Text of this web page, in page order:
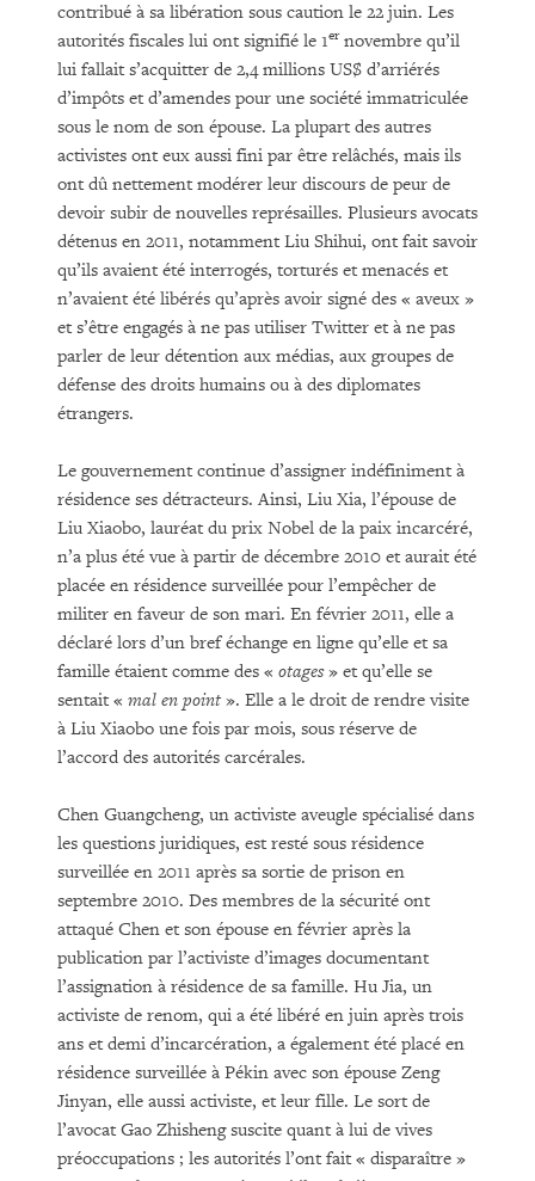
contribué à sa libération sous caution le 22 juin. Les
autorités fiscales lui ont signifié le 1ernovembre qu’il
lui fallait s’acquitter de 2,4 millions US$ d’arriérés
d’impôts et d’amendes pour une société immatriculée
sous le nom de son épouse. La plupart des autres
activistes ont eux aussi fini par être relâchés, mais ils
ont dû nettement modérer leur discours de peur de
devoir subir de nouvelles représailles. Plusieurs avocats
détenus en 2011, notamment Liu Shihui, ont fait savoir
qu’ils avaient été interrogés, torturés et menacés et
n’avaient été libérés qu’après avoir signé des « aveux »
et s’être engagés à ne pas utiliser Twitter et à ne pas
parler de leur détention aux médias, aux groupes de
défense des droits humains ou à des diplomates
étrangers.
Le gouvernement continue d’assigner indéfiniment à
résidence ses détracteurs. Ainsi, Liu Xia, l’épouse de
Liu Xiaobo, lauréat du prix Nobel de la paix incarcéré,
n’a plus été vue à partir de décembre 2010 et aurait été
placée en résidence surveillée pour l’empêcher de
militer en faveur de son mari. En février 2011, elle a
déclaré lors d’un bref échange en ligne qu’elle et sa
famille étaient comme des « otages» et qu’elle se
sentait « mal en point ». Elle a le droit de rendre visite
à Liu Xiaobo une fois par mois, sous réserve de
l’accord des autorités carcérales.
Chen Guangcheng, un activiste aveugle spécialisé dans
les questions juridiques, est resté sous résidence
surveillée en 2011 après sa sortie de prison en
septembre 2010. Des membres de la sécurité ont
attaqué Chen et son épouse en février après la
publication par l’activiste d’images documentant
l’assignation à résidence de sa famille. Hu Jia, un
activiste de renom, qui a été libéré en juin après trois
ans et demi d’incarcération, a également été placé en
résidence surveillée à Pékin avec son épouse Zeng
Jinyan, elle aussi activiste, et leur fille. Le sort de
l’avocat Gao Zhisheng suscite quant à lui de vives
préoccupations ; les autorités l’ont fait « disparaître »